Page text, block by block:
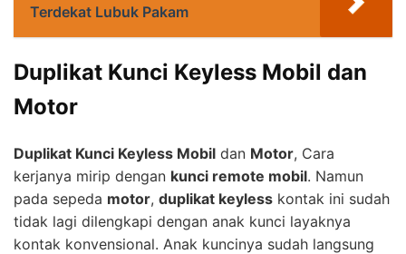
Terdekat Lubuk Pakam
Duplikat Kunci Keyless Mobil dan
Motor
Duplikat Kunci Keyless Mobil dan Motor, Cara
kerjanya mirip dengan kunci remote mobil. Namun
pada sepeda motor, duplikat keyless kontak ini sudah
tidak lagi dilengkapi dengan anak kunci layaknya
kontak konvensional. Anak kuncinya sudah langsung